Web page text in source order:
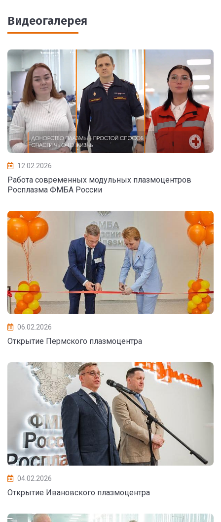
Видеогалерея
12.02.2026
Работа современных модульных плазмоцентров
Росплазма ФМБА России
06.02.2026
Открытие Пермского плазмоцентра
04.02.2026
Открытие Ивановского плазмоцентра